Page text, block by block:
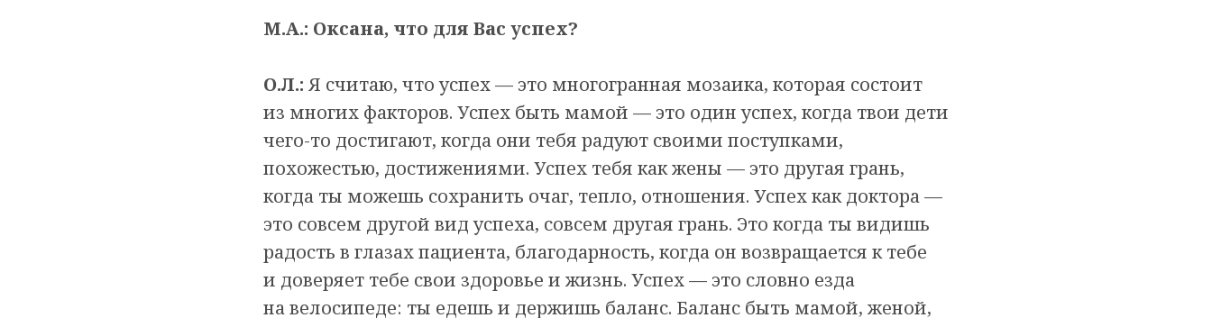
М.А.: Оксана, что для Вас успех?
О.Л.: Я считаю, что успех — это многогранная мозаика, которая состоит
из многих факторов. Успех быть мамой — это один успех, когда твои дети
чего-то достигают, когда они тебя радуют своими поступками,
похожестью, достижениями. Успех тебя как жены — это другая грань,
когда ты можешь сохранить очаг, тепло, отношения. Успех как доктора —
это совсем другой вид успеха, совсем другая грань. Это когда ты видишь
радость в глазах пациента, благодарность, когда он возвращается к тебе
и доверяет тебе свои здоровье и жизнь. Успех — это словно езда
на велосипеде: ты едешь и держишь баланс. Баланс быть мамой, женой,